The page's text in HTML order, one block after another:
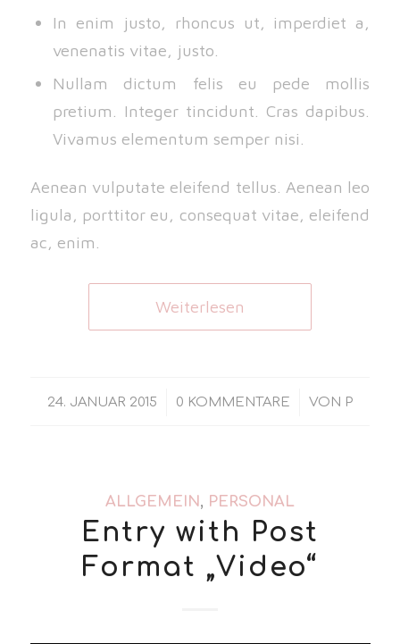
In enim justo, rhoncus ut, imperdiet a,
venenatis vitae, justo.
Nullam dictum felis eu pede mollis
pretium. Integer tincidunt. Cras dapibus.
Vivamus elementum semper nisi.
Aenean vulputate eleifend tellus. Aenean leo
ligula, porttitor eu, consequat vitae, eleifend
ac, enim.
Weiterlesen
24. JANUAR 2015
/ 0 KOMMENTARE
/ VON P
ALLGEMEIN , PERSONAL
Entry with Post
Format „Video“